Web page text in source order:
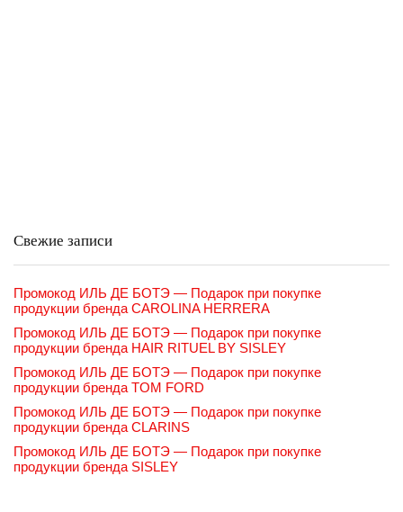
Свежие записи
Промокод ИЛЬ ДЕ БОТЭ — Подарок при покупке
продукции бренда CAROLINA HERRERA
Промокод ИЛЬ ДЕ БОТЭ — Подарок при покупке
продукции бренда HAIR RITUEL BY SISLEY
Промокод ИЛЬ ДЕ БОТЭ — Подарок при покупке
продукции бренда TOM FORD
Промокод ИЛЬ ДЕ БОТЭ — Подарок при покупке
продукции бренда CLARINS
Промокод ИЛЬ ДЕ БОТЭ — Подарок при покупке
продукции бренда SISLEY